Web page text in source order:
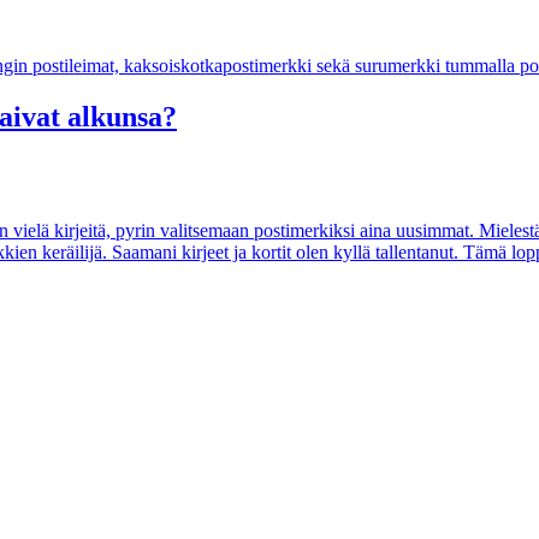
alkunsa?
kirjeitä, pyrin valitsemaan postimerkiksi aina uusimmat.
keräilijä. Saamani kirjeet ja kortit olen kyllä tallentanut. Tämä